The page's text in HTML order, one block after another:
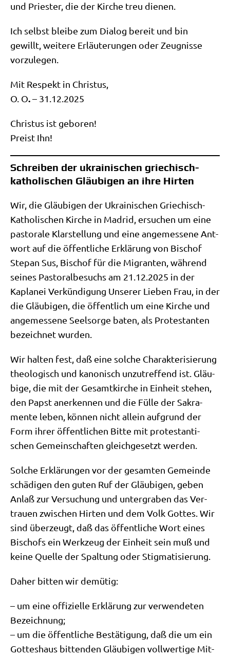
und Prie­ster, die der Kir­che treu dienen.
Ich selbst blei­be zum Dia­log bereit und bin
gewillt, wei­te­re Erläu­te­run­gen oder Zeug­nis­se
vorzulegen.
Mit Respekt in Chri­stus,
O. O.– 31.12.2025
Chri­stus ist gebo­ren!
Preist Ihn!
Schreiben der ukrainischen griechisch-
katholischen Gläubigen an ihre Hirten
Wir, die Gläu­bi­gen der Ukrai­ni­schen Grie­chisch-
Katho­li­schen Kir­che in Madrid, ersu­chen um eine
pasto­ra­le Klar­stel­lung und eine ange­mes­se­ne Ant­
wort auf die öffent­li­che Erklä­rung von Bischof
Ste­pan Sus, Bischof für die Migran­ten, wäh­rend
sei­nes Pasto­ral­be­suchs am 21.12.2025 in der
Kapla­nei Ver­kün­di­gung Unse­rer Lie­ben Frau, in der
die Gläu­bi­gen, die öffent­lich um eine Kir­che und
ange­mes­se­ne Seel­sor­ge baten, als Pro­te­stan­ten
bezeich­net wurden.
Wir hal­ten fest, daß eine sol­che Cha­rak­te­ri­sie­rung
theo­lo­gisch und kano­nisch unzu­tref­fend ist. Gläu­
bi­ge, die mit der Gesamt­kir­che in Ein­heit ste­hen,
den Papst aner­ken­nen und die Fül­le der Sakra­
men­te leben, kön­nen nicht allein auf­grund der
Form ihrer öffent­li­chen Bit­te mit pro­te­stan­ti­
schen Gemein­schaf­ten gleich­ge­setzt werden.
Sol­che Erklä­run­gen vor der gesam­ten Gemein­de
schä­di­gen den guten Ruf der Gläu­bi­gen, geben
Anlaß zur Ver­su­chung und unter­gra­ben das Ver­
trau­en zwi­schen Hir­ten und dem Volk Got­tes. Wir
sind über­zeugt, daß das öffent­li­che Wort eines
Bischofs ein Werk­zeug der Ein­heit sein muß und
kei­ne Quel­le der Spal­tung oder Stigmatisierung.
Daher bit­ten wir demütig:
– um eine offi­zi­el­le Erklä­rung zur ver­wen­de­ten
Bezeich­nung;
– um die öffent­li­che Bestä­ti­gung, daß die um ein
Got­tes­haus bit­ten­den Gläu­bi­gen voll­wer­ti­ge Mit­